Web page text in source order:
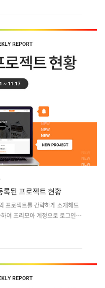
람의 경우에도 모바일과 연동되
데요, 모바일 앱이 중요하단 사
발을 고민하는분이 계신다면
들 누구나 비용이 드는 것에는
에서는 모바일 어플을 가장 저렴
된 프로젝트 현황
프로젝트를 간략하게 소개해드
여 프리모아 계정으로 로그인
트 외에도 마감이 다가오는 이
인+개발2. 고객 사진 업로드 및
아동 돌보미 중개 앱 서비스 디
개발인력(2명)7. 강사/회